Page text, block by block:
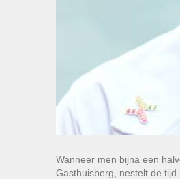
Wanneer men bijna een
Gasthuisberg, nestelt de